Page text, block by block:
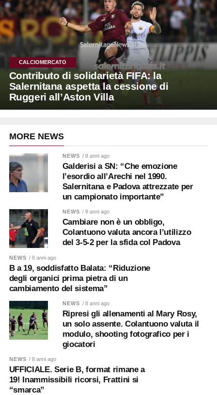
CALCIOMERCATO
Contributo di solidarietà FIFA: la
Salernitana aspetta la cessione di
Ruggeri all’Aston Villa
MORE NEWS
NEWS / 8 anni ago
Galderisi a SN: “Che emozione
l’esordio all’Arechi nel 1990.
Salernitana e Padova attrezzate per
un campionato importante”
NEWS / 8 anni ago
Cambiare non è un obbligo,
Colantuono valuta ancora l’utilizzo
del 3-5-2 per la sfida col Padova
NEWS / 8 anni ago
B a 19, soddisfatto Balata: “Riduzione
degli organici prima pietra di un
cambiamento del sistema”
NEWS / 8 anni ago
Ripresi gli allenamenti al Mary Rosy,
un solo assente. Colantuono valuta il
modulo, shooting fotografico per i
giocatori
NEWS / 8 anni ago
UFFICIALE. Serie B, format rimane a
19! Inammissibili ricorsi, Frattini si
“smarca”